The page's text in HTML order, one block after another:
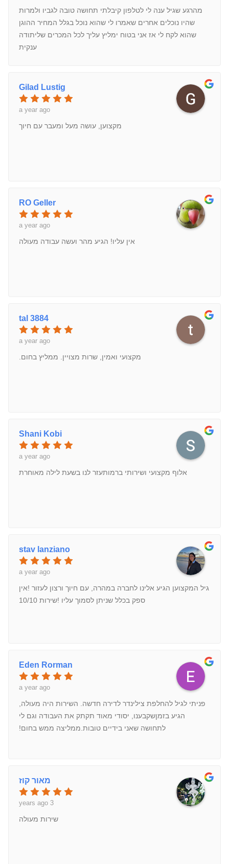
מהרגע שגיל ענה לי לטלפון קיבלתי תחושה טובה לגביו ולמרות
שהיו נוכלים אחרים שאמרו לי שהוא נוכל בגלל המחיר ההוגן
שהוא לקח לי אז אני בטוח ימליץ עליך לכל המכרים שליתודה
ענקית
Gilad Lustig
a year ago
מקצוען, עושה מעל ומעבר עם חיוך
RO Geller
a year ago
אין עליו! הגיע מהר ועשה עבודה מעולה
tal 3884
a year ago
מקצועי ואמין, שרות מצויין. ממליץ בחום.
Shani Kobi
a year ago
אלוף מקצועי ושירותי ברמותעזר לנו בשעת לילה מאוחרת
stav lanziano
a year ago
גיל המקצוען הגיע אלינו לחברה במהרה, עם חיוך ורצון לעזור !אין
ספק בכלל שניתן לסמוך עליו !שירות 10/10
Eden Rorman
a year ago
פניתי לגיל להחלפת צילינדר לדירה חדשה. השירות היה מעולה,
הגיע בזמןשקבענו, יסודי מאוד תקתק את העבודה וגם לי
לתחושה שאני בידיים טובות.ממליצה ממש בחום!
מאור קוז
3 years ago
שירות מעולה